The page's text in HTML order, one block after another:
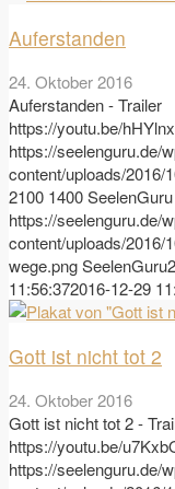
Auferstanden
24. Oktober 2016
Auferstanden - Trailer
https://youtu.be/
https://seelenguru.de/
content/uploads/
2100 1400SeelenGuru
https://seelenguru.de/
content/uploads/2016/
wege.pngSeelenGuru
11:56:372016-12-29
Gott ist nicht tot 2
24. Oktober 2016
Gott ist nicht tot 2 -
https://youtu.be/
https://seelenguru.de/